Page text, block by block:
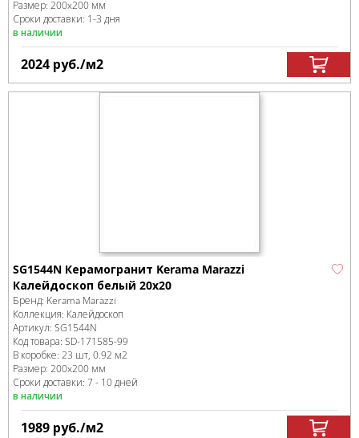
Размер: 200x200 мм
Сроки доставки: 1-3 дня
в наличии
2024 руб./м2
SG1544N Керамогранит Kerama Marazzi
Калейдоскоп белый 20х20
Бренд: Kerama Marazzi
Коллекция: Калейдоскоп
Артикул: SG1544N
Код товара: SD-171585-99
В коробке: 23 шт, 0.92 м2
Размер: 200x200 мм
Сроки доставки: 7 - 10 дней
в наличии
1989 руб./м2